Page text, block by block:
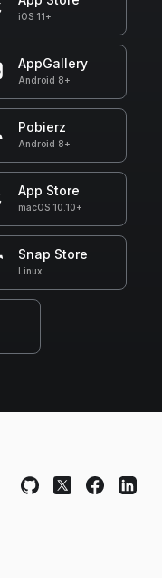
iOS 11+
AppGallery
Android 8+
Pobierz
Android 8+
App Store
macOS 10.10+
Snap Store
Linux